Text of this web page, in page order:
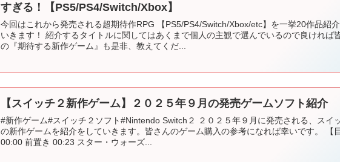
すぎる！【PS5/PS4/Switch/Xbox】
今回はこれから発売される超期待作RPG 【PS5/PS4/Switch/Xbox/etc】を一挙20作品紹
いきます！ 紹介するタイトルに関してはあくまで個人の主観で選んでいるので良ければ
の『期待する新作ゲーム』も是非、教えてくだ...
【スイッチ２新作ゲーム】２０２５年９月の発売ゲームソフト紹介
#新作ゲーム#スイッチ２ソフト#Nintendo Switch２ ２０２５年９月に発売される、スイ
の新作ゲームを紹介をしていきます。皆さんのゲーム購入の参考になれば幸いです。 【目
00:00 前置き 00:23 スター・ウォーズ...